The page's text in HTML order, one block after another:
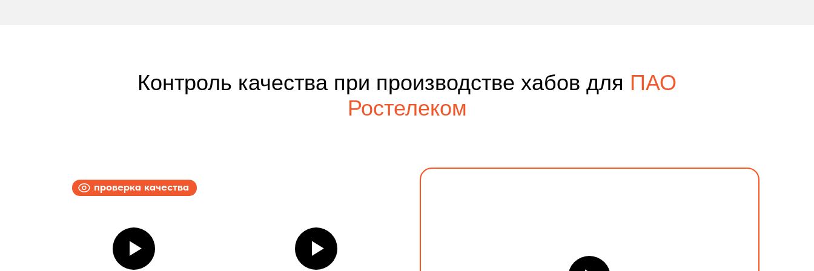
Контроль качества при производстве хабов для ПАО
Ростелеком
проверка качества